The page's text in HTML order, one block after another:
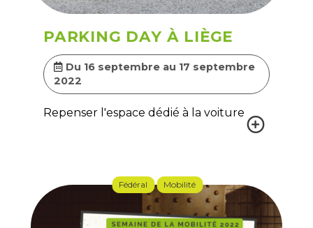
PARKING DAY À LIÈGE
Du 16 septembre au 17 septembre
2022
Repenser l'espace dédié à la voiture
Fédéral Mobilité